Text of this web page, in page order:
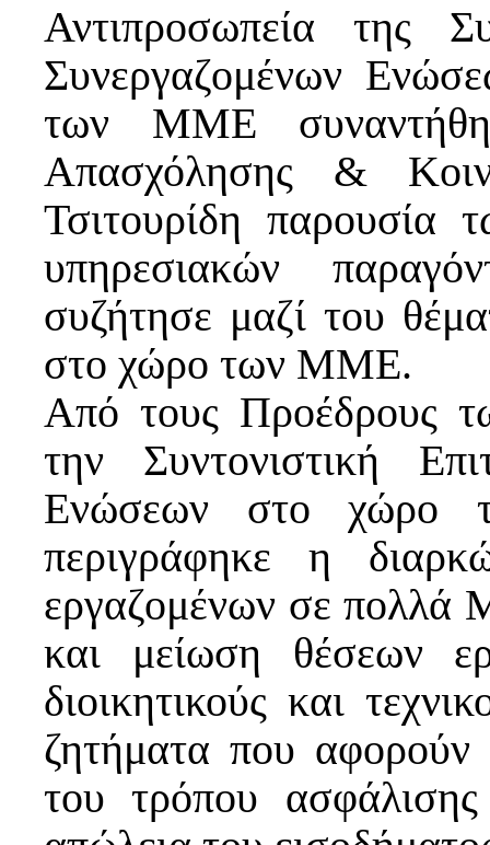
Αντιπροσωπεία της
Συνεργαζομένων
των ΜΜΕ
Απασχόλησης &
Τσιτουρίδη παρουσία
υπηρεσιακών
συζήτησε μαζί του
στο χώρο των ΜΜΕ.
Από τους Προέδρους
την Συντονιστική
Ενώσεων στο
περιγράφηκε η
εργαζομένων σε πολλά
και μείωση θέσεων
διοικητικούς και
ζητήματα που αφορούν
του τρόπου